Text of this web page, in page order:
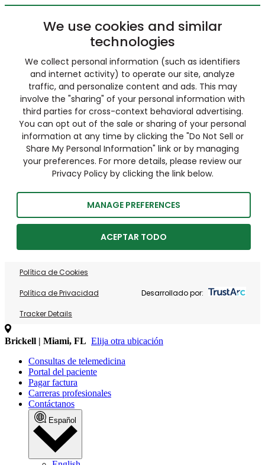
We use cookies and similar
technologies
We collect personal information (such as identifiers
and internet activity) to operate our site, analyze
traffic, and personalize content and ads. This may
involve the "sharing" of your personal information with
third parties for cross-context behavioral advertising.
You can opt out of the sale or sharing of your personal
information at any time by clicking the "Do Not Sell or
Share My Personal Information" link or by managing
your preferences. For more details, please review our
Privacy Policy by clicking the link below.
MANAGE PREFERENCES
ACEPTAR TODO
Política de Cookies
Política de Privacidad
Tracker Details
Desarrollado por:
Brickell | Miami, FL Elija otra ubicación
Consultas de telemedicina
Portal del paciente
Pagar factura
Carreras profesionales
Contáctanos
Español